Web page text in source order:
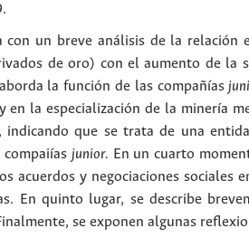
con un breve análisis de la
de oro) con el aumento de la
la función de las compañías
en la especialización de la minería
indicando que se trata de una
junior. En un cuarto
acuerdos y negociaciones sociales
En quinto lugar, se describe
se exponen algunas